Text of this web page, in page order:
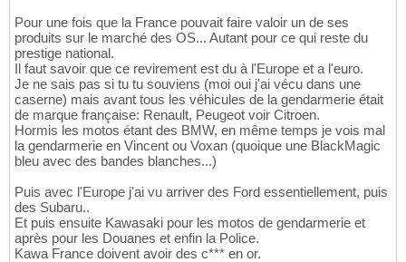
Pour une fois que la France pouvait faire valoir un de ses
produits sur le marché des OS... Autant pour ce qui reste du
prestige national.
Il faut savoir que ce revirement est du à l'Europe et a l'euro.
Je ne sais pas si tu tu souviens (moi oui j'ai vécu dans une
caserne) mais avant tous les véhicules de la gendarmerie était
de marque française: Renault, Peugeot voir Citroen.
Hormis les motos étant des BMW, en même temps je vois mal
la gendarmerie en Vincent ou Voxan (quoique une BlackMagic
bleu avec des bandes blanches...)
Puis avec l'Europe j'ai vu arriver des Ford essentiellement, puis
des Subaru..
Et puis ensuite Kawasaki pour les motos de gendarmerie et
après pour les Douanes et enfin la Police.
Kawa France doivent avoir des c*** en or.